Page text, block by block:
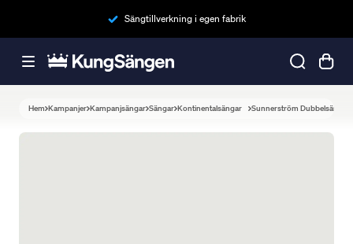
Sängtillverkning i egen fabrik
Hem Kampanjer Kampanjsängar Sängar Kontinentalsängar Sunnerström Dubbelsäng